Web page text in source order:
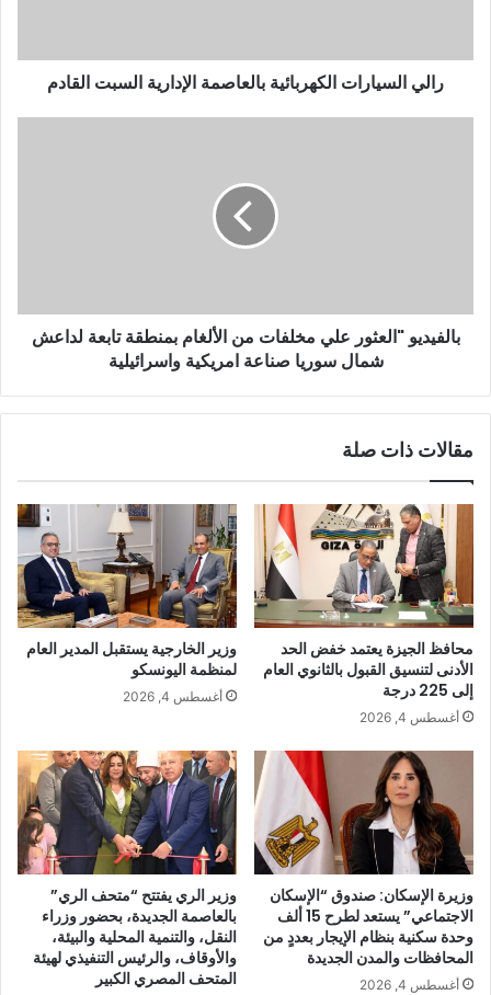
ر
رالي السيارات الكهربائية بالعاصمة الإدارية السبت القادم
بالفيديو "العثور علي مخلفات من الألغام بمنطقة تابعة لداعش
شمال سوريا صناعة امريكية واسرائيلية
مقالات ذات صلة
محافظ الجيزة يعتمد خفض الحد
الأدنى لتنسيق القبول بالثانوي العام
إلى 225 درجة
أغسطس 4, 2026
وزير الخارجية يستقبل المدير العام
لمنظمة اليونسكو
أغسطس 4, 2026
وزيرة الإسكان: صندوق “الإسكان
الاجتماعي” يستعد لطرح 15 ألف
وحدة سكنية بنظام الإيجار بعددٍ من
المحافظات والمدن الجديدة
أغسطس 4, 2026
وزير الري يفتتح “متحف الري”
بالعاصمة الجديدة، بحضور وزراء
النقل، والتنمية المحلية والبيئة،
والأوقاف، والرئيس التنفيذي لهيئة
المتحف المصري الكبير